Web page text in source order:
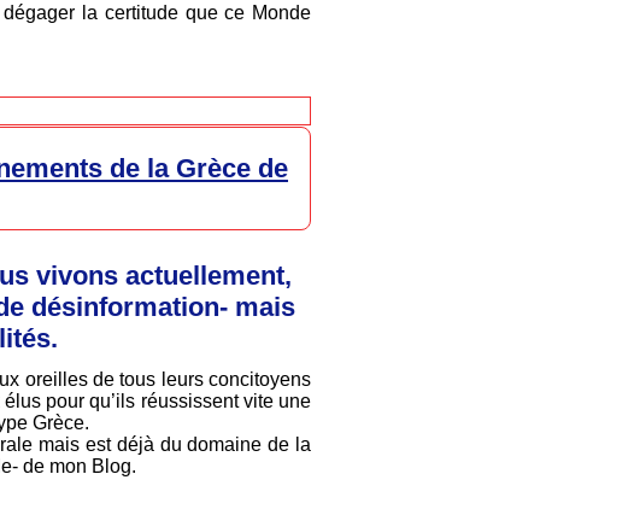
la certitude que ce Monde
de la Grèce de
vivons actuellement,
désinformation- mais
oreilles de tous leurs concitoyens
pour qu’ils réussissent vite une
Grèce.
mais est déjà du domaine de la
de mon Blog.